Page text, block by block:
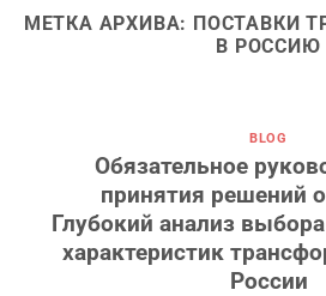
МЕТКА АРХИВА: ПОСТАВКИ
В РОССИЮ
BLOG
Обязательное
принятия решений
Глубокий анализ
характеристик
России